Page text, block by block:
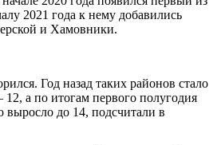
2021 года к нему добавились
и Хамовники.
Год назад таких районов стало
12, а по итогам первого полугодия
выросло до 14, подсчитали в